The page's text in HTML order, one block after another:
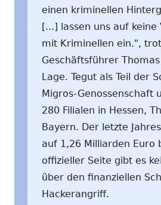
einen kriminellen
[...] lassen uns auf keine
mit Kriminellen ein.",
Geschäftsführer
Lage. Tegut als Teil der
Migros-Genossenschaft
280 Filialen in Hessen,
Bayern. Der letzte
auf 1,26 Milliarden Euro
offizieller Seite gibt es
über den finanziellen
Hackerangriff.